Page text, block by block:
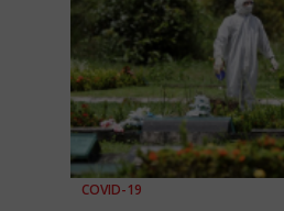
COVID-19